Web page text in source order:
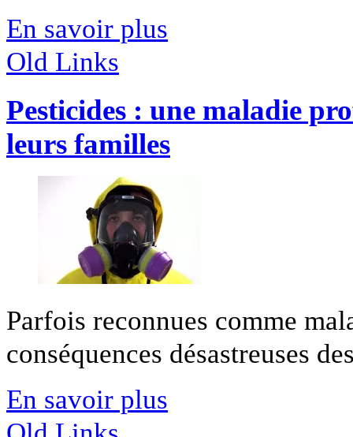
En savoir plus
Old Links
Pesticides : une maladie
leurs familles
Parfois reconnues comme
conséquences désastreuses
En savoir plus